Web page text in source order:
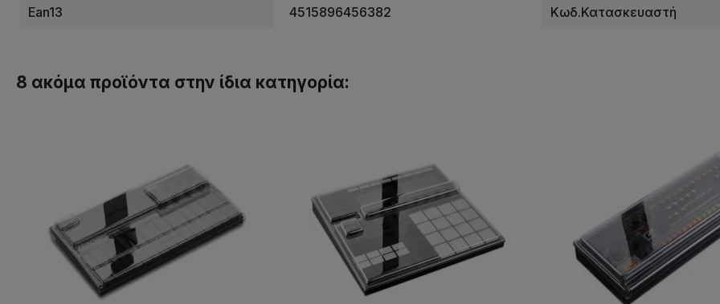
Ean13 4515896456382 Κωδ.Κατασκευαστή
8 ακόμα προϊόντα στην ίδια κατηγορία: